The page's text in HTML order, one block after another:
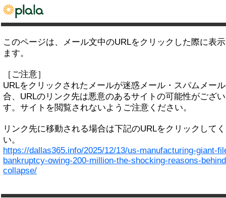
このページは、メール文中のURLをクリックした際に表
ます。
［ご注意］
URLをクリックされたメールが迷惑メール・スパムメー
合、URLのリンク先は悪意のあるサイトの可能性がござ
す。サイトを閲覧されないようご注意ください。
リンク先に移動される場合は下記のURLをクリックして
い。
https://dallas365.info/2025/12/13/us-manufacturing-giant-
bankruptcy-owing-200-million-the-shocking-reasons-
collapse/